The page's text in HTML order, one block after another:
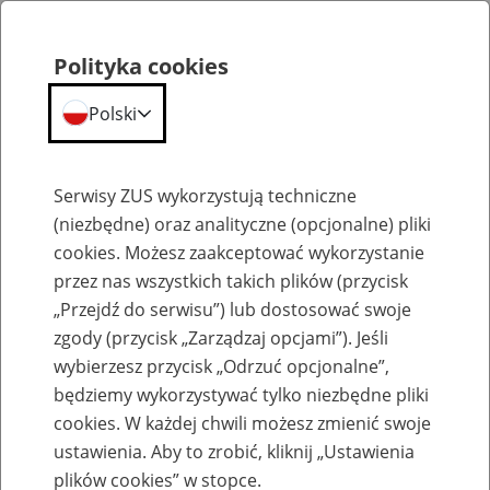
Emerytury
Baza zlikwidowanych lub
przekształconych zakładów pracy
Polityka cookies
Polski
Serwisy ZUS wykorzystują techniczne
(niezbędne) oraz analityczne (opcjonalne) pliki
cookies. Możesz zaakceptować wykorzystanie
przez nas wszystkich takich plików (przycisk
„Przejdź do serwisu”) lub dostosować swoje
zgody (przycisk „Zarządzaj opcjami”). Jeśli
wybierzesz przycisk „Odrzuć opcjonalne”,
będziemy wykorzystywać tylko niezbędne pliki
cookies. W każdej chwili możesz zmienić swoje
ustawienia. Aby to zrobić, kliknij „Ustawienia
plików cookies” w stopce.